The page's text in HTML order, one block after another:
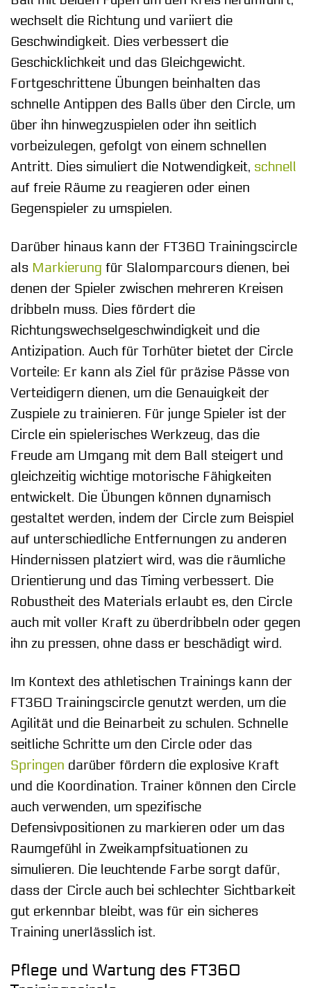
wechselt die Richtung und variiert die
Geschwindigkeit. Dies verbessert die
Geschicklichkeit und das Gleichgewicht.
Fortgeschrittene Übungen beinhalten das
schnelle Antippen des Balls über den Circle, um
über ihn hinwegzuspielen oder ihn seitlich
vorbeizulegen, gefolgt von einem schnellen
Antritt. Dies simuliert die Notwendigkeit, schnell
auf freie Räume zu reagieren oder einen
Gegenspieler zu umspielen.
Darüber hinaus kann der FT360 Trainingscircle
als Markierung für Slalomparcours dienen, bei
denen der Spieler zwischen mehreren Kreisen
dribbeln muss. Dies fördert die
Richtungswechselgeschwindigkeit und die
Antizipation. Auch für Torhüter bietet der Circle
Vorteile: Er kann als Ziel für präzise Pässe von
Verteidigern dienen, um die Genauigkeit der
Zuspiele zu trainieren. Für junge Spieler ist der
Circle ein spielerisches Werkzeug, das die
Freude am Umgang mit dem Ball steigert und
gleichzeitig wichtige motorische Fähigkeiten
entwickelt. Die Übungen können dynamisch
gestaltet werden, indem der Circle zum Beispiel
auf unterschiedliche Entfernungen zu anderen
Hindernissen platziert wird, was die räumliche
Orientierung und das Timing verbessert. Die
Robustheit des Materials erlaubt es, den Circle
auch mit voller Kraft zu überdribbeln oder gegen
ihn zu pressen, ohne dass er beschädigt wird.
Im Kontext des athletischen Trainings kann der
FT360 Trainingscircle genutzt werden, um die
Agilität und die Beinarbeit zu schulen. Schnelle
seitliche Schritte um den Circle oder das
Springen darüber fördern die explosive Kraft
und die Koordination. Trainer können den Circle
auch verwenden, um spezifische
Defensivpositionen zu markieren oder um das
Raumgefühl in Zweikampfsituationen zu
simulieren. Die leuchtende Farbe sorgt dafür,
dass der Circle auch bei schlechter Sichtbarkeit
gut erkennbar bleibt, was für ein sicheres
Training unerlässlich ist.
Pflege und Wartung des FT360